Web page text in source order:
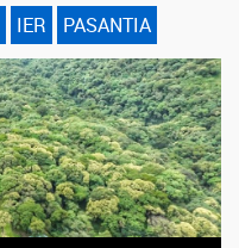
IER PASANTIA